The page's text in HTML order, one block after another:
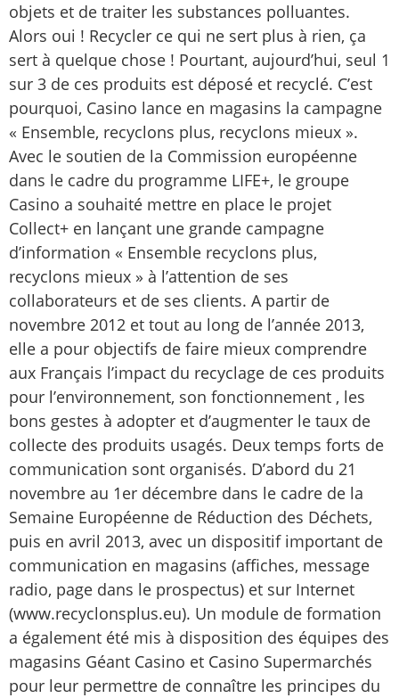
objets et de traiter les substances polluantes.
Alors oui ! Recycler ce qui ne sert plus à rien, ça
sert à quelque chose ! Pourtant, aujourd’hui, seul 1
sur 3 de ces produits est déposé et recyclé. C’est
pourquoi, Casino lance en magasins la campagne
« Ensemble, recyclons plus, recyclons mieux ».
Avec le soutien de la Commission européenne
dans le cadre du programme LIFE+, le groupe
Casino a souhaité mettre en place le projet
Collect+ en lançant une grande campagne
d’information « Ensemble recyclons plus,
recyclons mieux » à l’attention de ses
collaborateurs et de ses clients. A partir de
novembre 2012 et tout au long de l’année 2013,
elle a pour objectifs de faire mieux comprendre
aux Français l’impact du recyclage de ces produits
pour l’environnement, son fonctionnement , les
bons gestes à adopter et d’augmenter le taux de
collecte des produits usagés. Deux temps forts de
communication sont organisés. D’abord du 21
novembre au 1er décembre dans le cadre de la
Semaine Européenne de Réduction des Déchets,
puis en avril 2013, avec un dispositif important de
communication en magasins (affiches, message
radio, page dans le prospectus) et sur Internet
(www.recyclonsplus.eu). Un module de formation
a également été mis à disposition des équipes des
magasins Géant Casino et Casino Supermarchés
pour leur permettre de connaître les principes du